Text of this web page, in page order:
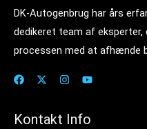
DK-Autogenbrug har års
dedikeret team af
processen med at afhænde
Kontakt Info